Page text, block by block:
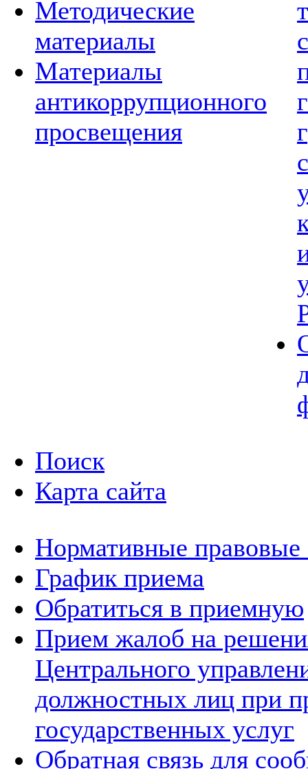
Методические
материалы
Материалы
антикоррупционного
просвещения
Поиск
Карта сайта
Нормативные правовые
График приема
Обратиться в приемную
Прием жалоб на
Центрального
должностных лиц при
государственных услуг
Обратная связь для